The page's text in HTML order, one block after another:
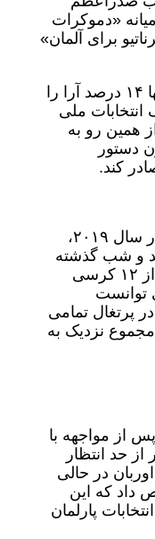
«دموکرات
برای آلمان»
براساس گزارش‌ها این حزب تنها ۱۴ درصد آرا را
انتخابات ملی
همین رو به
دستور
کند.
پس از عملکرد قوی این حزب در سال ۲۰۱۹،
و شب گذشته
این حزب از ۲۱ کرسی به کمتر از ۱۲ کرسی
توانست
پرتغال تمامی
نزدیک به
از مواجهه با
حد انتظار
در حالی
داد که این
پارلمان